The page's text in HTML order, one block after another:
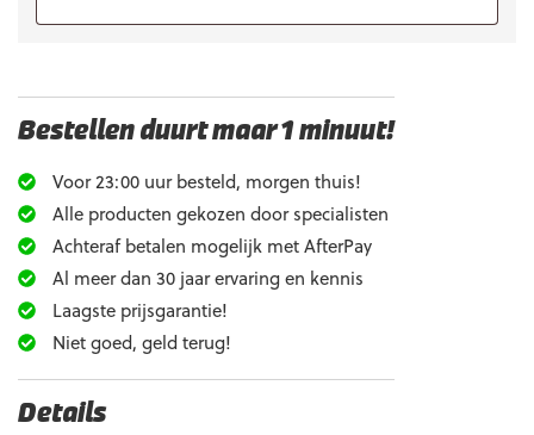
Bestellen duurt maar 1 minuut!
Voor 23:00 uur besteld, morgen thuis!
Alle producten gekozen door specialisten
Achteraf betalen mogelijk met AfterPay
Al meer dan 30 jaar ervaring en kennis
Laagste prijsgarantie!
Niet goed, geld terug!
Details